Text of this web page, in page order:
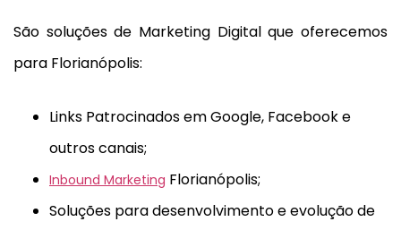
São soluções de Marketing Digital que oferecemos
para Florianópolis:
Links Patrocinados em Google, Facebook e
outros canais;
Inbound Marketing Florianópolis;
Soluções para desenvolvimento e evolução de